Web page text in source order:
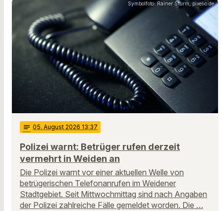
Symbolfoto: Rainer Sturm, pixelio.de
notes 05. August 2026 13:37
Polizei warnt: Betrüger rufen derzeit
vermehrt in Weiden an
Die Polizei warnt vor einer aktuellen Welle von
betrügerischen Telefonanrufen im Weidener
Stadtgebiet. Seit Mittwochmittag sind nach Angaben
der Polizei zahlreiche Fälle gemeldet worden. Die …